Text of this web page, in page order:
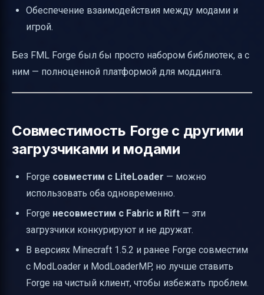
Обеспечение взаимодействия между модами и
игрой.
Без FML Forge был бы просто набором библиотек, а с
ним — полноценной платформой для моддинга.
Совместимость Forge с другими
загрузчиками и модами
Forge совместим с LiteLoader — можно
использовать оба одновременно.
Forge несовместим с Fabric и Rift — эти
загрузчики конкурируют и не дружат.
В версиях Minecraft 1.5.2 и ранее Forge совместим
с ModLoader и ModLoaderMP, но лучше ставить
Forge на чистый клиент, чтобы избежать проблем.